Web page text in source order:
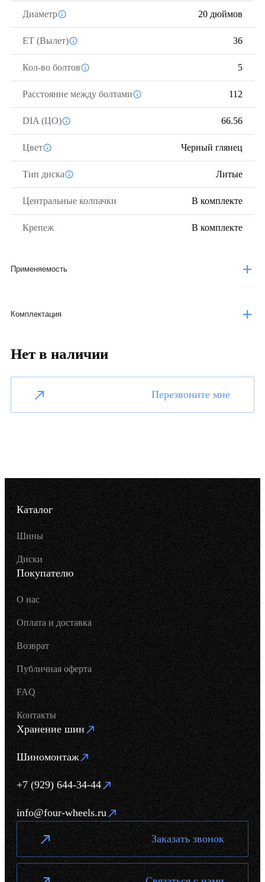
Диаметр 20 дюймов
ЕТ (Вылет) 36
Кол-во болтов 5
Расстояние между болтами 112
DIA (ЦО) 66.56
Цвет Черный глянец
Тип диска Литые
Центральные колпачки В комплекте
Крепеж В комплекте
Применяемость
Комплектация
Нет в наличии
Перезвоните мне
Каталог
Шины
Диски
Покупателю
О нас
Оплата и доставка
Возврат
Публичная оферта
FAQ
Контакты
Хранение шин
Шиномонтаж
+7 (929) 644-34-44
info@four-wheels.ru
Заказать звонок